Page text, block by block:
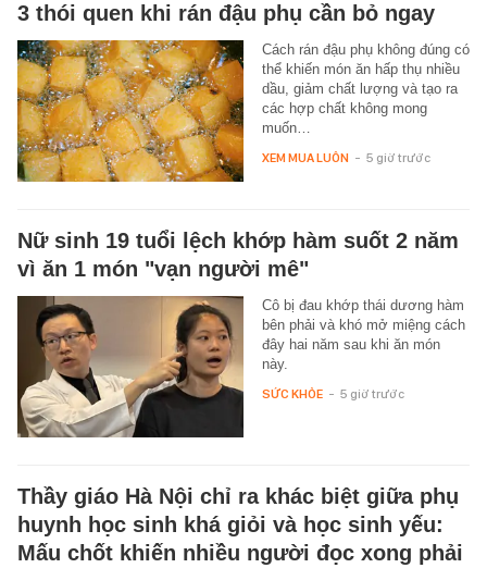
3 thói quen khi rán đậu phụ cần bỏ ngay
Cách rán đậu phụ không đúng có
thể khiến món ăn hấp thụ nhiều
dầu, giảm chất lượng và tạo ra
các hợp chất không mong
muốn…
XEM MUA LUÔN - 5 giờ trước
Nữ sinh 19 tuổi lệch khớp hàm suốt 2 năm
vì ăn 1 món "vạn người mê"
Cô bị đau khớp thái dương hàm
bên phải và khó mở miệng cách
đây hai năm sau khi ăn món
này.
SỨC KHỎE - 5 giờ trước
Thầy giáo Hà Nội chỉ ra khác biệt giữa phụ
huynh học sinh khá giỏi và học sinh yếu:
Mấu chốt khiến nhiều người đọc xong phải